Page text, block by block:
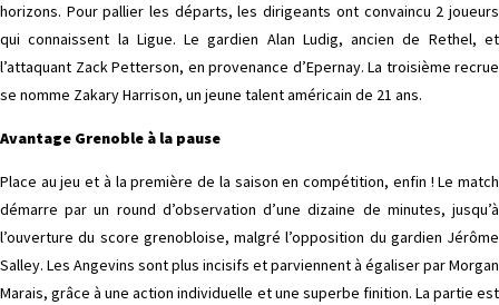
horizons. Pour pallier les départs, les dirigeants ont convaincu 2 joueurs
qui connaissent la Ligue. Le gardien Alan Ludig, ancien de Rethel, et
l’attaquant Zack Petterson, en provenance d’Epernay. La troisième recrue
se nomme Zakary Harrison, un jeune talent américain de 21 ans.
Avantage Grenoble à la pause
Place au jeu et à la première de la saison en compétition, enfin ! Le match
démarre par un round d’observation d’une dizaine de minutes, jusqu’à
l’ouverture du score grenobloise, malgré l’opposition du gardien Jérôme
Salley. Les Angevins sont plus incisifs et parviennent à égaliser par Morgan
Marais, grâce à une action individuelle et une superbe finition. La partie est